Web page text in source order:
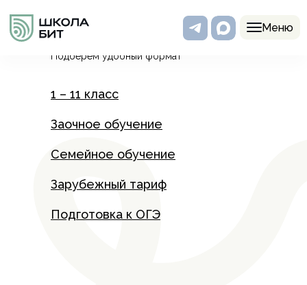
Меню
Подберем удобный формат
Программы
Подготовка к ОГЭ
Семейное обучение
Заочное обучение
1 – 11 класс
Зарубежный тариф